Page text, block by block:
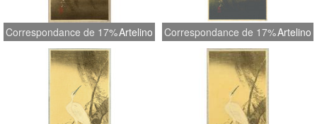
Correspondance de 17%Artelino Correspondance de 17%Artelino